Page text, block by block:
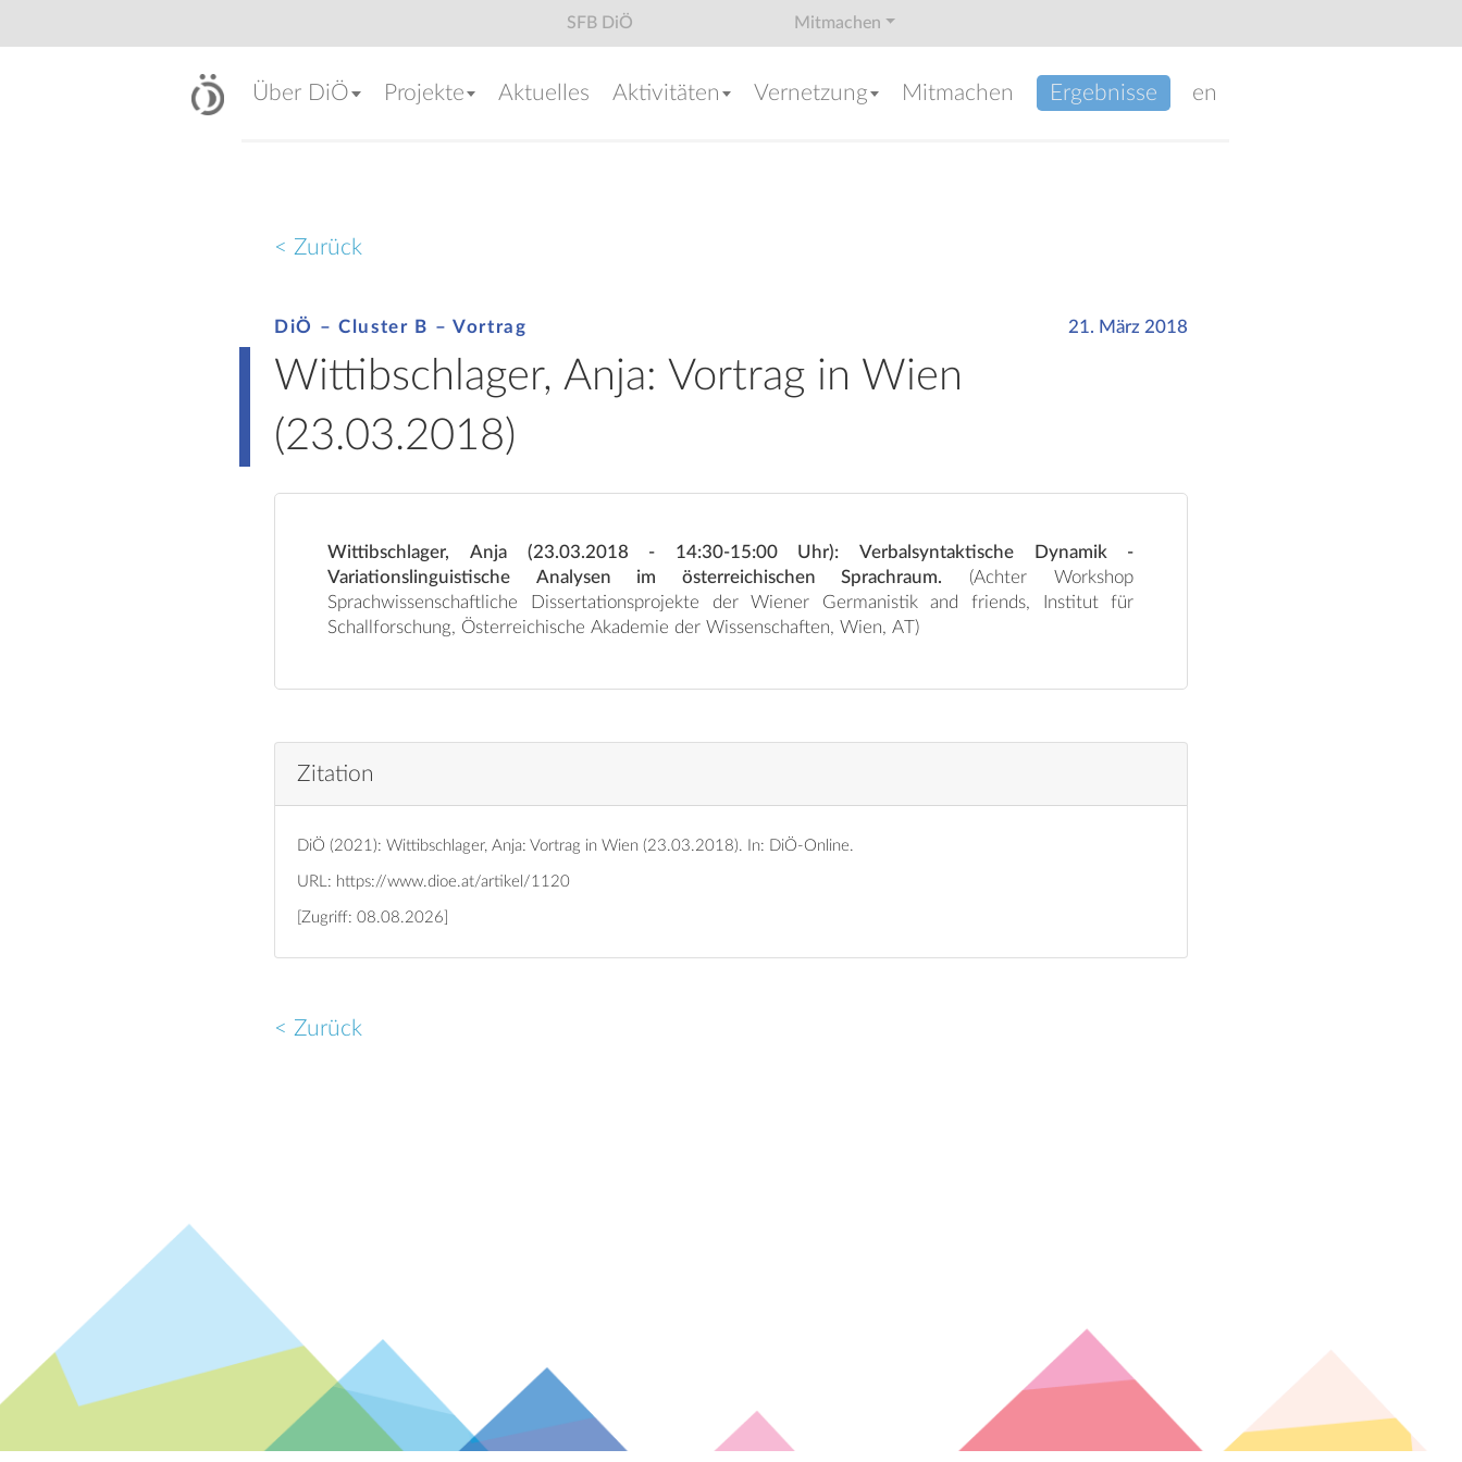
SFB DiÖ Mitmachen
Über DiÖ Projekte Aktuelles Aktivitäten Vernetzung Mitmachen Ergebnisse en
< Zurück
DiÖ – Cluster B – Vortrag 21. März 2018
Wittibschlager, Anja: Vortrag in Wien
(23.03.2018)
Wittibschlager, Anja (23.03.2018 - 14:30-15:00 Uhr): Verbalsyntaktische Dynamik -
Variationslinguistische Analysen im österreichischen Sprachraum.
Sprachwissenschaftliche Dissertationsprojekte der Wiener Germanistik and friends, Institut für
Schallforschung, Österreichische Akademie der Wissenschaften, Wien, AT)
Zitation
DiÖ (2021): Wittibschlager, Anja: Vortrag in Wien (23.03.2018). In: DiÖ-Online.
URL: https://www.dioe.at/artikel/1120
[Zugriff: 08.08.2026]
< Zurück